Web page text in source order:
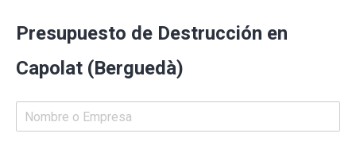
Presupuesto de Destrucción en
Capolat (Berguedà)